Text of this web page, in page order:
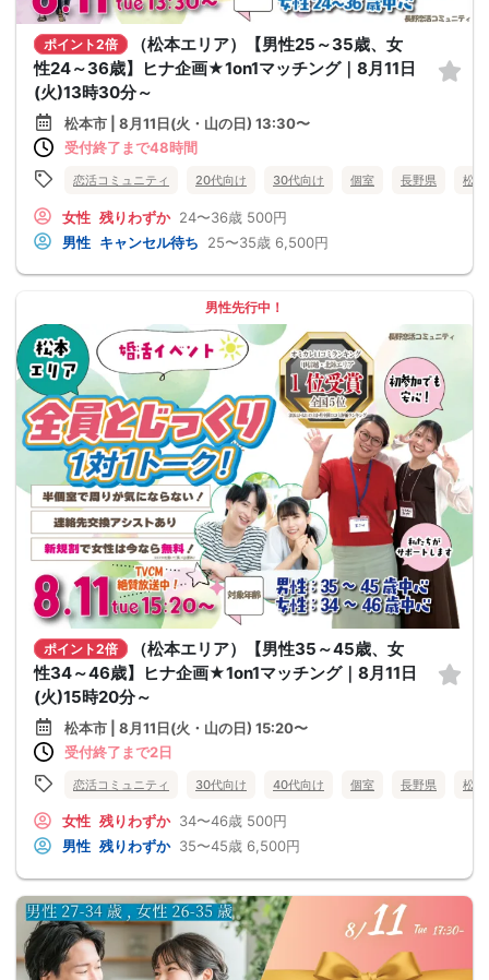
ポイント2倍
（松本エリア）【男性25～35歳、女
性24～36歳】ヒナ企画★1on1マッチング｜8月11日
(火)13時30分～
松本市 | 8月11日(火・山の日) 13:30〜
受付終了まで48時間
恋活コミュニティ 20代向け 30代向け 個室 長野県 松
女性 残りわずか 24〜36歳 500円
男性 キャンセル待ち 25〜35歳 6,500円
男性先行中！
ポイント2倍
（松本エリア）【男性35～45歳、女
性34～46歳】ヒナ企画★1on1マッチング｜8月11日
(火)15時20分～
松本市 | 8月11日(火・山の日) 15:20〜
受付終了まで2日
恋活コミュニティ 30代向け 40代向け 個室 長野県 松
女性 残りわずか 34〜46歳 500円
男性 残りわずか 35〜45歳 6,500円